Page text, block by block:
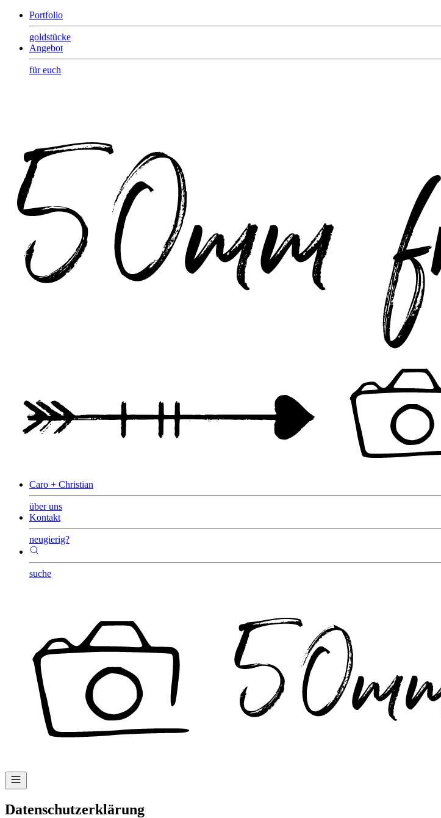
Portfolio
goldstücke
Angebot
für euch
Caro + Christian
über uns
Kontakt
neugierig?
suche
Datenschutzerklärung